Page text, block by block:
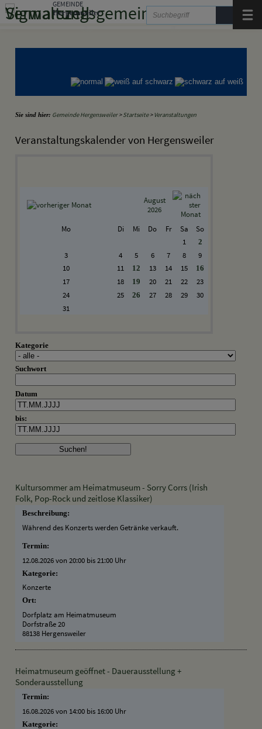
Zum Inhalt zur Navigation springen.
GEMEINDE
Hergensweiler
Gemeinde Hergensweiler Gemeinde Sigmarszell Gemeinde Weißensberg
Sie sind hier: Gemeinde Hergensweiler>Startseite> Veranstaltungen
Veranstaltungskalender von Hergensweiler
August
2026
Mo Di Mi Do Fr Sa
So
1
2
3 4 5 6 7 8
9
10
11 12 13 14 15 16
17 18 19 20 21 22
23
24
25 26 27 28 29
30
31
Kategorie
Suchwort
Datum
bis:
Kultursommer am Heimatmuseum - Sorry Corrs (Irish
Folk, Pop-Rock und zeitlose Klassiker)
Beschreibung:
Während des Konzerts werden Getränke verkauft.
Termin:
12.08.2026 von 20:00 bis 21:00 Uhr
Kategorie:
Konzerte
Ort:
Dorfplatz am Heimatmuseum
Dorfstraße 20
88138 Hergensweiler
Heimatmuseum geöffnet - Dauerausstellung +
Sonderausstellung
Termin:
16.08.2026 von 14:00 bis 16:00 Uhr
Kategorie: